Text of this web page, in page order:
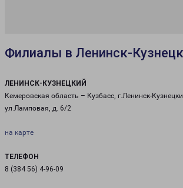
Филиалы в Ленинск-
ЛЕНИНСК-КУЗНЕЦКИЙ
Кемеровская область – Кузбасс, г.Ленинск-
ул.Ламповая, д. 6/2
на карте
ТЕЛЕФОН
8 (384 56) 4-96-09